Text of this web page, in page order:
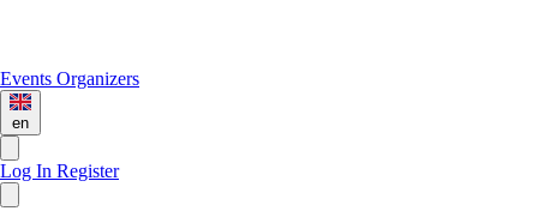
Events Organizers
en
Log In Register